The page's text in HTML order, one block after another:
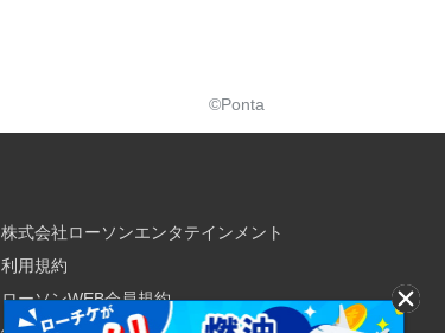
©Ponta
株式会社ローソンエンタテインメント
利用規約
ローソンWEB会員規約